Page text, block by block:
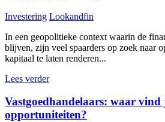
Investering Lookandfin
In een geopolitieke context waarin de
blijven, zijn veel spaarders op zoek naar
kapitaal te laten renderen...
Lees verder
Vastgoedhandelaars: waar vind
opportuniteiten?